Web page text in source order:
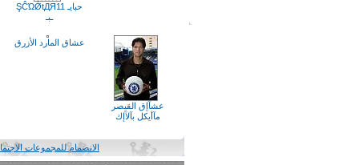
حبايـ ŞĈΏǾtДЯ11
عشآإق القيصر
مآأيكل بآلآإك
عشاق المارد الأزرق
الانضمام للمجموعات الاجتماعية